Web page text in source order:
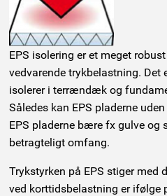
EPS isolering er et meget
vedvarende trykbelastning. Det
isolerer i terrændæk og
Således kan EPS pladerne
EPS pladerne bære fx gulve og
betragteligt omfang.
Trykstyrken på EPS stiger med
ved korttidsbelastning er